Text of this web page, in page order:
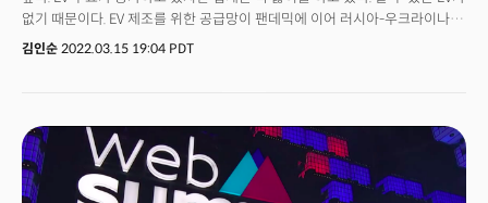
없기 때문이다. EV 제조를 위한 공급망이 팬데믹에 이어 러시아-우크라이나
침공으로 더욱 혼란에 빠졌다.EV 제조사는 차량용 반도체 수급에 어려움을
이상이 장착된다. 업계는 차량용 반도체 공급 부족이 올들어 나아질 것으로
예상했다. 하지만, 러시아가 우크라이나를 침공하면서 또 다른 문제가
발생했다. 우크라이나는 네온 가스 주요 생산국이다. 반도체 제조에 네온
가스가 필수다. 반도체 공급 부족 문제를 해결하려던 각국의 노력이 전쟁
김인순 2022.03.15 19:04 PDT